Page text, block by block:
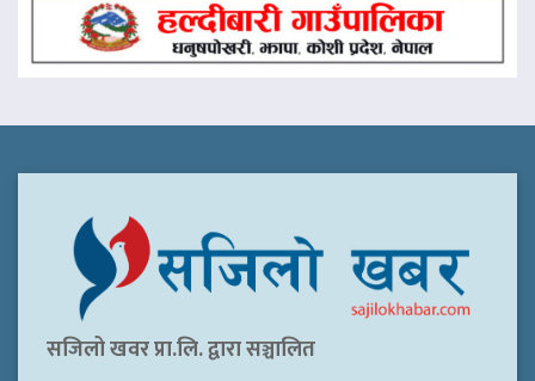
सजिलो खवर प्रा.लि. द्वारा सञ्चालित